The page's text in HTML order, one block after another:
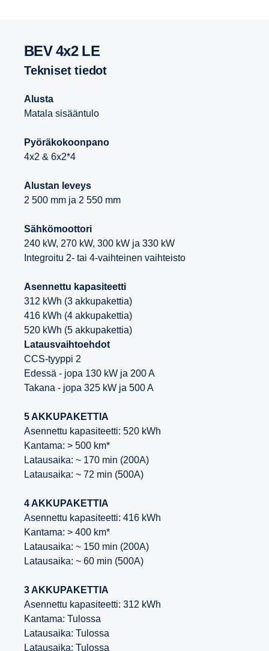
BEV 4x2 LE
Tekniset tiedot
Alusta
Matala sisääntulo
Pyöräkokoonpano
4x2 & 6x2*4
Alustan leveys
2 500 mm ja 2 550 mm
Sähkömoottori
240 kW, 270 kW, 300 kW ja 330 kW
Integroitu 2- tai 4-vaihteinen vaihteisto
Asennettu kapasiteetti
312 kWh (3 akkupakettia)
416 kWh (4 akkupakettia)
520 kWh (5 akkupakettia)
Latausvaihtoehdot
CCS-tyyppi 2
Edessä - jopa 130 kW ja 200 A
Takana - jopa 325 kW ja 500 A
5 AKKUPAKETTIA
Asennettu kapasiteetti: 520 kWh
Kantama: > 500 km*
Latausaika: ~ 170 min (200A)
Latausaika: ~ 72 min (500A)
4 AKKUPAKETTIA
Asennettu kapasiteetti: 416 kWh
Kantama: > 400 km*
Latausaika: ~ 150 min (200A)
Latausaika: ~ 60 min (500A)
3 AKKUPAKETTIA
Asennettu kapasiteetti: 312 kWh
Kantama: Tulossa
Latausaika: Tulossa
Latausaika: Tulossa